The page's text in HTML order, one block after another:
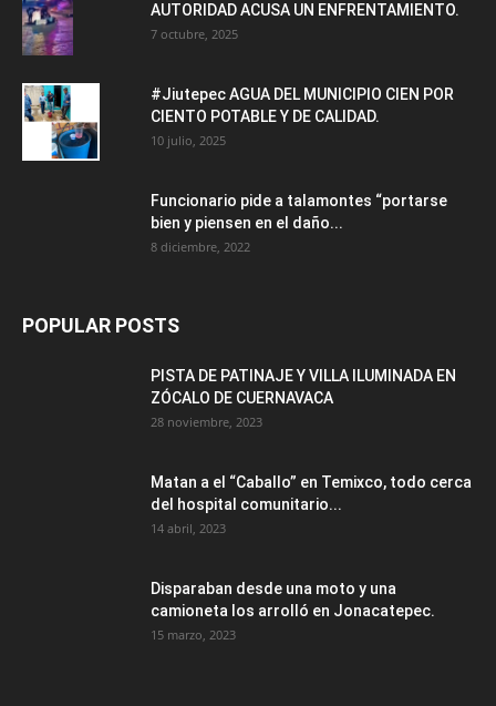
AUTORIDAD ACUSA UN ENFRENTAMIENTO.
7 octubre, 2025
#Jiutepec AGUA DEL MUNICIPIO CIEN POR
CIENTO POTABLE Y DE CALIDAD.
10 julio, 2025
Funcionario pide a talamontes “portarse
bien y piensen en el daño...
8 diciembre, 2022
POPULAR POSTS
PISTA DE PATINAJE Y VILLA ILUMINADA EN
ZÓCALO DE CUERNAVACA
28 noviembre, 2023
Matan a el “Caballo” en Temixco, todo cerca
del hospital comunitario...
14 abril, 2023
Disparaban desde una moto y una
camioneta los arrolló en Jonacatepec.
15 marzo, 2023